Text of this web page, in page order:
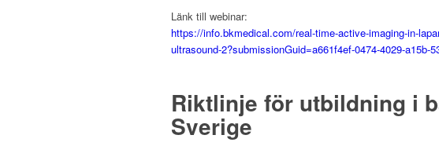
Länk till webinar:
https://info.bkmedical.com/real-time-active-imaging-in-
ultrasound-2?submissionGuid=a661f4ef-0474-4029-a15b-
Riktlinje för utbildning i
Sverige